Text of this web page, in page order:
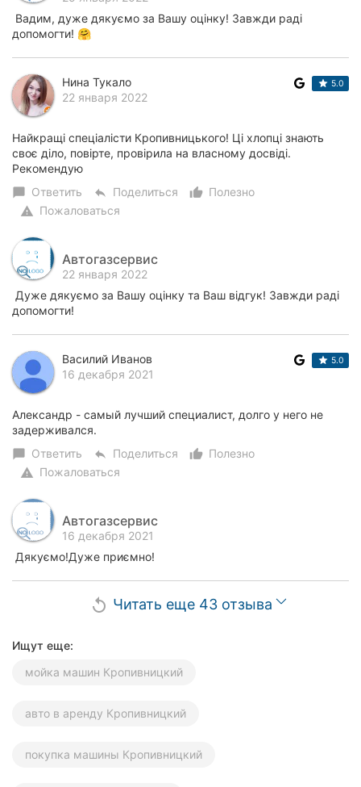
Вадим, дуже дякуємо за Вашу оцінку! Завжди раді
допомогти! 🤗
Нина Тукало
22 января 2022
5.0
Найкращі спеціалісти Кропивницького! Ці хлопці знають
своє діло, повірте, провірила на власному досвіді.
Рекомендую
chat_bubble Ответить reply Поделиться thumb_up_alt
Полезно
warning Пожаловаться
Автогазсервис
22 января 2022
Дуже дякуємо за Вашу оцінку та Ваш відгук! Завжди раді
допомогти!
Василий Иванов
16 декабря 2021
5.0
Александр - самый лучший специалист, долго у него не
задерживался.
chat_bubble Ответить reply Поделиться thumb_up_alt
Полезно
warning Пожаловаться
Автогазсервис
16 декабря 2021
Дякуємо!Дуже приємно!
replay Читать еще 43 отзыва
Ищут еще:
мойка машин Кропивницкий
авто в аренду Кропивницкий
покупка машины Кропивницкий